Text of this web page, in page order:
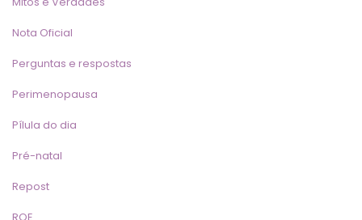
Nota Oficial
Perguntas e resposta
Perimenopausa
Pílula do dia
Pré-natal
Repost